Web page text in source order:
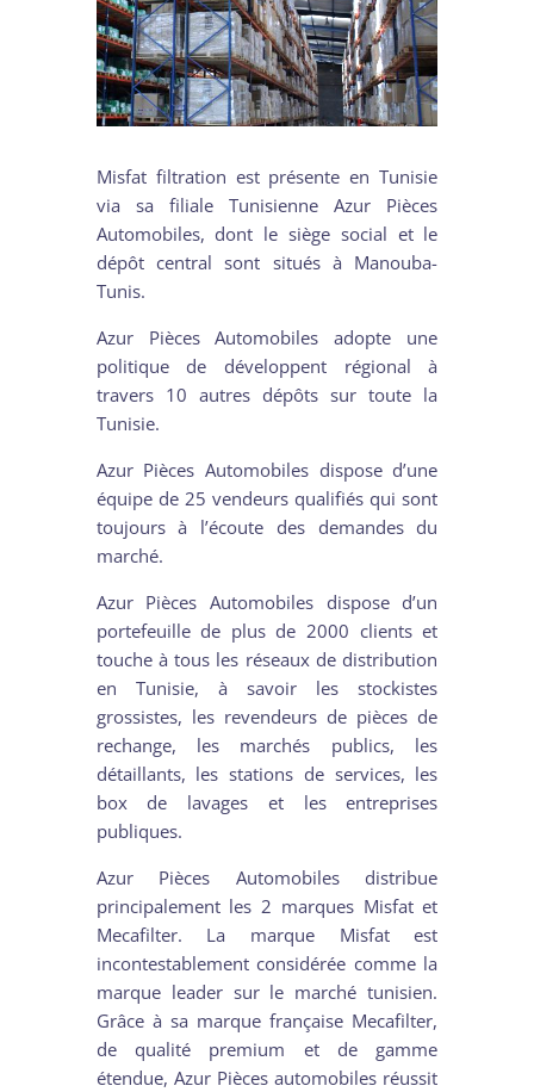
Misfat filtration est présente en Tunisie
via sa filiale Tunisienne Azur Pièces
Automobiles, dont le siège social et le
dépôt central sont situés à Manouba-
Tunis.
Azur Pièces Automobiles adopte une
politique de développent régional à
travers 10 autres dépôts sur toute la
Tunisie.
Azur Pièces Automobiles dispose d’une
équipe de 25 vendeurs qualifiés qui sont
toujours à l’écoute des demandes du
marché.
Azur Pièces Automobiles dispose d’un
portefeuille de plus de 2000 clients et
touche à tous les réseaux de distribution
en Tunisie, à savoir les stockistes
grossistes, les revendeurs de pièces de
rechange, les marchés publics, les
détaillants, les stations de services, les
box de lavages et les entreprises
publiques.
Azur Pièces Automobiles distribue
principalement les 2 marques Misfat et
Mecafilter. La marque Misfat est
incontestablement considérée comme la
marque leader sur le marché tunisien.
Grâce à sa marque française Mecafilter,
de qualité premium et de gamme
étendue, Azur Pièces automobiles réussit